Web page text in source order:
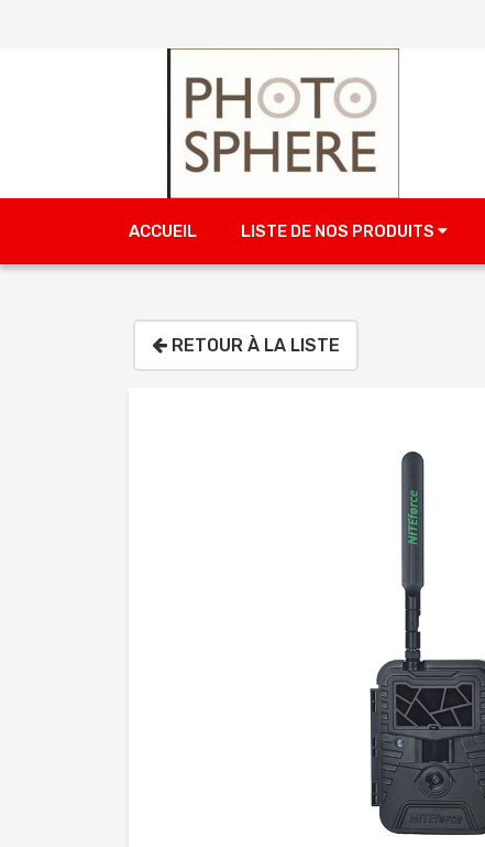
ACCUEIL LISTE DE NOS PRODUITS
RETOUR À LA LISTE